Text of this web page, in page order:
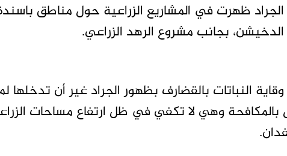
ظهرت في المشاريع الزراعية حول مناطق
بجانب مشروع الرهد الزراعي.
وقاية النباتات بالقضارف بظهور الجراد غير أن تدخلها
وهي لا تكفي في ظل ارتفاع مساحات